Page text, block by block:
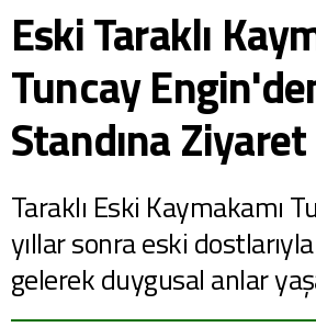
Eski Taraklı
Tuncay
Standına Ziyaret
Taraklı Eski Kaymakamı
yıllar sonra eski
gelerek duygusal anlar